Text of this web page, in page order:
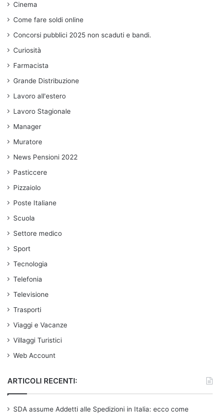
Cinema
Come fare soldi online
Concorsi pubblici 2025 non scaduti e bandi.
Curiosità
Farmacista
Grande Distribuzione
Lavoro all'estero
Lavoro Stagionale
Manager
Muratore
News Pensioni 2022
Pasticcere
Pizzaiolo
Poste Italiane
Scuola
Settore medico
Sport
Tecnologia
Telefonia
Televisione
Trasporti
Viaggi e Vacanze
Villaggi Turistici
Web Account
ARTICOLI RECENTI:
SDA assume Addetti alle Spedizioni in Italia: ecco come